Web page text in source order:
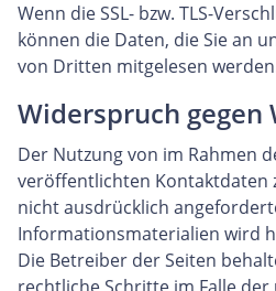
Wenn die SSL- bzw. TLS-
können die Daten, die Sie an
von Dritten mitgelesen
Widerspruch gegen
Der Nutzung von im Rahmen
veröffentlichten Kontaktdaten
nicht ausdrücklich
Informationsmaterialien wird
Die Betreiber der Seiten